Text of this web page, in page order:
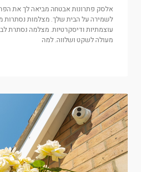
אלסק פתרונות אבטחה מביאה לך את
לשמירה על הבית שלך. מצלמות נסתרות
עוצמתיות ודיסקרטיות. מצלמה נסתרת
מעולה לשקט ושלווה. למה